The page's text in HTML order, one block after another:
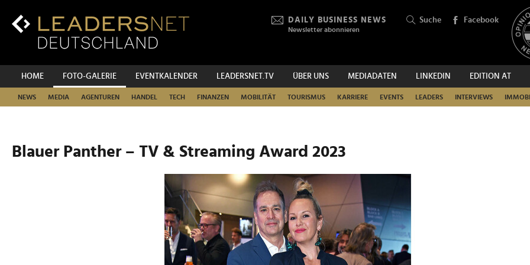
Inhalt
Hauptnavigation
DAILY BUSINESS NEWS
Newsletter abonnieren
Suche Facebook
HOME FOTO-GALERIE EVENTKALENDER LEADERSNET.TV ÜBER UNS MEDIADATEN LINKEDIN EDITION AT
NEWS MEDIA AGENTUREN HANDEL TECH FINANZEN MOBILITÄT TOURISMUS KARRIERE EVENTS LEADERS INTERVIEWS
SUCHEN
Blauer Panther – TV & Streaming Award 2023